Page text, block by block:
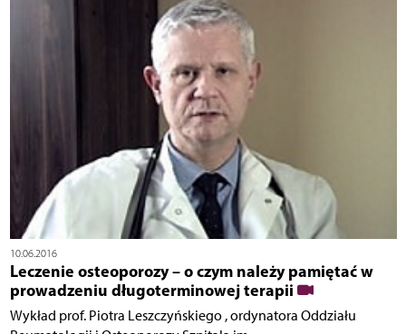
10.06.2016
Leczenie osteoporozy – o czym należy pamiętać w
prowadzeniu długoterminowej terapii
Wykład prof. Piotra Leszczyńskiego , ordynatora Oddziału